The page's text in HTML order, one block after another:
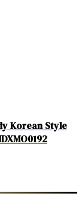
Korean Style